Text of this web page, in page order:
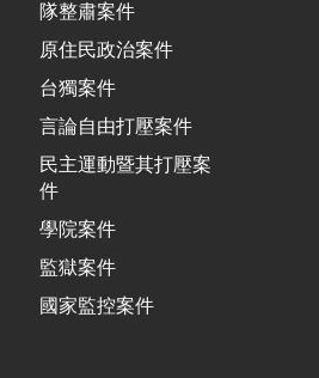
隊整肅案件
原住民政治案件
台獨案件
言論自由打壓案件
民主運動暨其打壓案
件
學院案件
監獄案件
國家監控案件